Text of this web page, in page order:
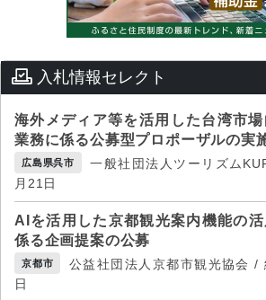
入札情報セレクト
海外メディア等を活用した台湾市
業務に係る公募型プロポーザルの実
広島県呉市
一般社団法人ツーリズム
月21日
AIを活用した京都観光案内機能の
係る企画提案の公募
京都市
公益社団法人京都市観光協会 /
日